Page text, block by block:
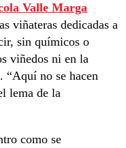
Valle Marga
viñateras dedicadas a
sin químicos o
viñedos ni en la
“Aquí no se hacen
lema de la
como se